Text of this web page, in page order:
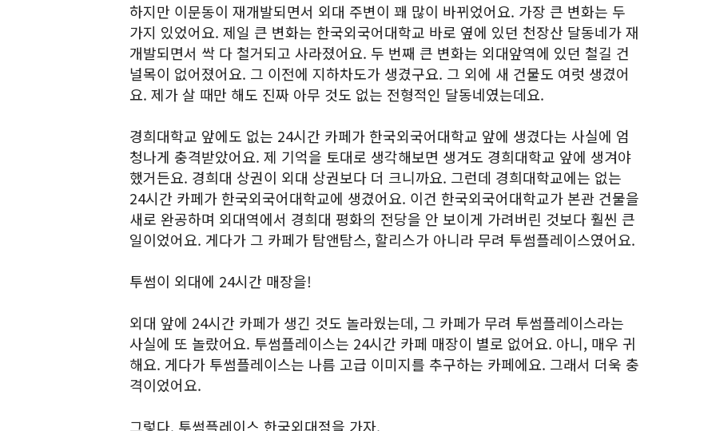
하지만 이문동이 재개발되면서 외대 주변이 꽤 많이 바뀌었어요. 가장 큰 변화는 두
가지 있었어요. 제일 큰 변화는 한국외국어대학교 바로 옆에 있던 천장산 달동네가 재
개발되면서 싹 다 철거되고 사라졌어요. 두 번째 큰 변화는 외대앞역에 있던 철길 건
널목이 없어졌어요. 그 이전에 지하차도가 생겼구요. 그 외에 새 건물도 여럿 생겼어
요. 제가 살 때만 해도 진짜 아무 것도 없는 전형적인 달동네였는데요.
경희대학교 앞에도 없는 24시간 카페가 한국외국어대학교 앞에 생겼다는 사실에 엄
청나게 충격받았어요. 제 기억을 토대로 생각해보면 생겨도 경희대학교 앞에 생겨야
했거든요. 경희대 상권이 외대 상권보다 더 크니까요. 그런데 경희대학교에는 없는
24시간 카페가 한국외국어대학교에 생겼어요. 이건 한국외국어대학교가 본관 건물을
새로 완공하며 외대역에서 경희대 평화의 전당을 안 보이게 가려버린 것보다 훨씬 큰
일이었어요. 게다가 그 카페가 탐앤탐스, 할리스가 아니라 무려 투썸플레이스였어요.
투썸이 외대에 24시간 매장을!
외대 앞에 24시간 카페가 생긴 것도 놀라웠는데, 그 카페가 무려 투썸플레이스라는
사실에 또 놀랐어요. 투썸플레이스는 24시간 카페 매장이 별로 없어요. 아니, 매우 귀
해요. 게다가 투썸플레이스는 나름 고급 이미지를 추구하는 카페에요. 그래서 더욱 충
격이었어요.
그렇다. 투썸플레이스 한국외대점을 가자.